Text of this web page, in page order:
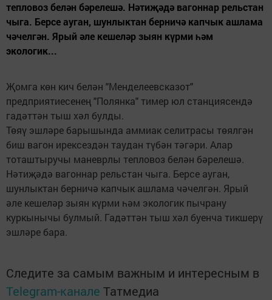
тепловоз белән бәрелешә. Нәтиҗәдә вагоннар рельстан
чыга. Берсе ауган, шунлыктан берничә капчык ашлама
чәчелгән. Ярый әле кешеләр зыян күрми һәм
экологик...
Җомга көн кич белән "Менделеевсказот"
предприятиесенең "Полянка" тимер юл станциясендә
гадәттән тыш хәл булды.
Төяү эшләре барышында аммиак селитрасы төялгән
биш вагон ирексездән таудан түбән тәгәри. Алар
тоташтыручы маневрлы тепловоз белән бәрелешә.
Нәтиҗәдә вагоннар рельстан чыга. Берсе ауган,
шунлыктан берничә капчык ашлама чәчелгән. Ярый
әле кешеләр зыян күрми һәм экологик пычрану
куркынычы булмый. Гадәттән тыш хәл буенча тикшерү
эшләре бара.
Следите за самым важным и интересным в
Telegram-канале Татмедиа